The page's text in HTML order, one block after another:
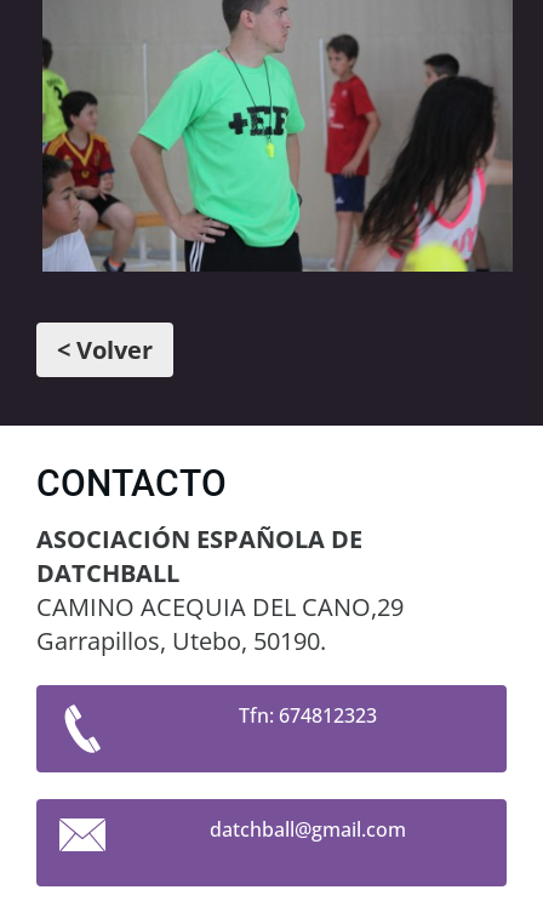
< Volver
CONTACTO
ASOCIACIÓN ESPAÑOLA DE
DATCHBALL
CAMINO ACEQUIA DEL CANO,29
Garrapillos, Utebo, 50190.
Tfn: 674812323
datchball@gmail.com